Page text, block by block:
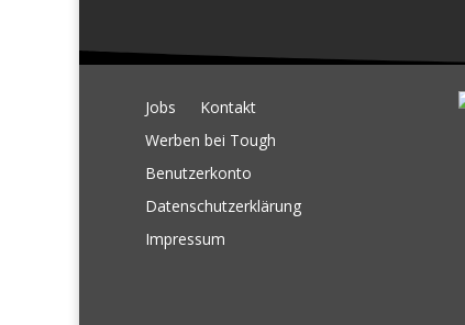
Jobs
Kontakt
Werben bei Tough
Benutzerkonto
Datenschutzerklärung
Impressum